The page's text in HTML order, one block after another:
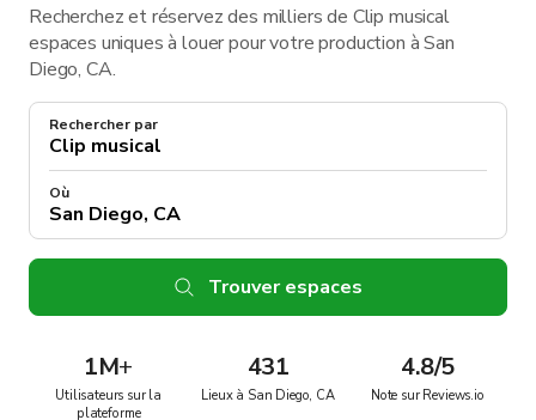
Recherchez et réservez des milliers de Clip musical
espaces uniques à louer pour votre production à San
Diego, CA.
Rechercher par
Où
Trouver espaces
1M+
Utilisateurs sur la
plateforme
431
Lieux à San Diego, CA
4.8/5
Note sur Reviews.io